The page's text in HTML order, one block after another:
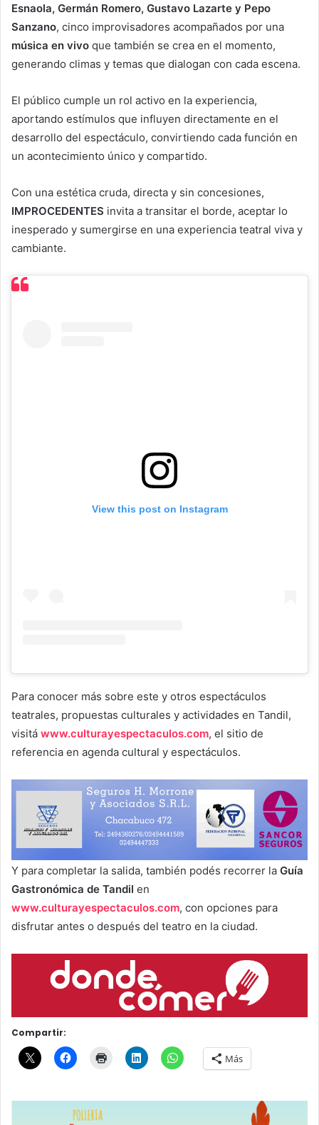
Esnaola, Germán Romero, Gustavo Lazarte y Pepo
Sanzano, cinco improvisadores acompañados por una
música en vivo que también se crea en el momento,
generando climas y temas que dialogan con cada escena.
El público cumple un rol activo en la experiencia,
aportando estímulos que influyen directamente en el
desarrollo del espectáculo, convirtiendo cada función en
un acontecimiento único y compartido.
Con una estética cruda, directa y sin concesiones,
IMPROCEDENTES invita a transitar el borde, aceptar lo
inesperado y sumergirse en una experiencia teatral viva y
cambiante.
View this post on Instagram
Para conocer más sobre este y otros espectáculos
teatrales, propuestas culturales y actividades en Tandil,
visitá www.culturayespectaculos.com, el sitio de
referencia en agenda cultural y espectáculos.
Y para completar la salida, también podés recorrer la Guía
Gastronómica de Tandil en
www.culturayespectaculos.com, con opciones para
disfrutar antes o después del teatro en la ciudad.
Compartir:
Más